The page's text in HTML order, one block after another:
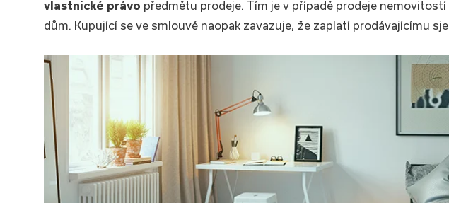
vlastnické právo předmětu prodeje. Tím je v případě prodeje
dům. Kupující se ve smlouvě naopak zavazuje, že zaplatí prodávajícímu